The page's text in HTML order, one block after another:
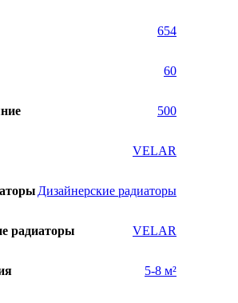
654
60
500
VELAR
Дизайнерские радиаторы
радиаторы VELAR
5-8 м²